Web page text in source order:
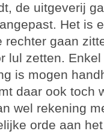
de uitgeverij
Het is
gaan
lul zetten.
is mogen
daar ook toch
wel rekening
orde aan